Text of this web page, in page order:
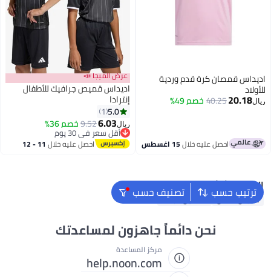
اديداس قمصان كرة قدم وردية
للأولاد
ريال20.18
40.25خصم 49%
احصل عليه خلال15 اغسطس
2
عرض الميجا 📣
اديداس قميص جرافيك للأطفال
إنترادا
5.0
1
ريال6.03
9.52خصم 36%
أقل سعر في 30 يوم
أقل سعر في 30 يوماحصل عليه خلال 11 - 12
ترتيب حسب تصنيف حسب البحث الشائع
ملابس اطفال فساتين للبنات
نحن دائماً جاهزون لمساعدتك
مركز المساعدة
help.noon.com